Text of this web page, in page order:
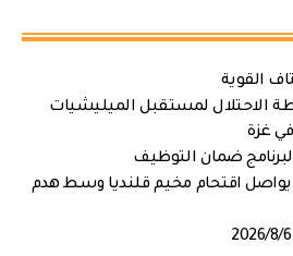
القوية
الاحتلال لمستقبل الميليشيات
غزة
لبرنامج ضمان التوظيف
يواصل اقتحام مخيم قلنديا وسط هدم